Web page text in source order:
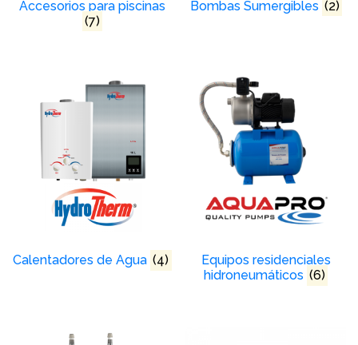
Accesorios para piscinas
(7)
Bombas Sumergibles (2)
Calentadores de Agua (4)
Equipos residenciales
hidroneumáticos (6)